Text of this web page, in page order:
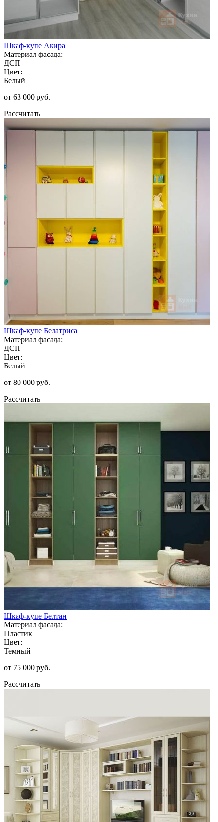
Шкаф-купе Акира
Материал фасада:
ДСП
Цвет:
Белый
от 63 000 руб.
Рассчитать
Шкаф-купе Белатриса
Материал фасада:
ДСП
Цвет:
Белый
от 80 000 руб.
Рассчитать
Шкаф-купе Белтан
Материал фасада:
Пластик
Цвет:
Темный
от 75 000 руб.
Рассчитать